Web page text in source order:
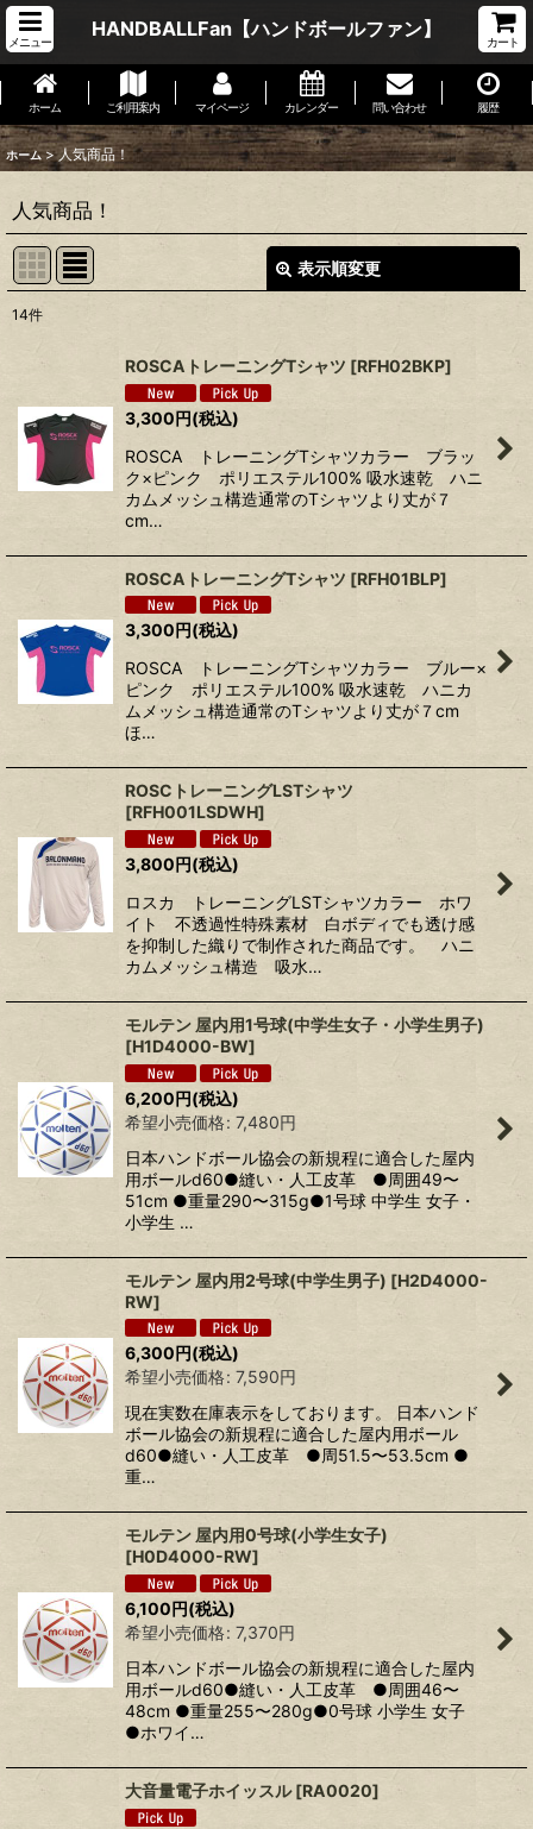
メニュー
HANDBALLFan【ハンドボールファン】
カート
ホーム ご利用案内 マイページ カレンダー 問い合わせ 履歴
ホーム > 人気商品！
人気商品！
表示順変更
並び順:
絞り込む
14件
ROSCAトレーニングTシャツ [RFH02BKP]
3,300円(税込)
ROSCA トレーニングTシャツカラー ブラッ
ク×ピンク ポリエステル100% 吸水速乾 ハニ
カムメッシュ構造通常のTシャツより丈が７
cm…
ROSCAトレーニングTシャツ [RFH01BLP]
3,300円(税込)
ROSCA トレーニングTシャツカラー ブルー×
ピンク ポリエステル100% 吸水速乾 ハニカ
ムメッシュ構造通常のTシャツより丈が７cm
ほ…
ROSCトレーニングLSTシャツ
[RFH001LSDWH]
3,800円(税込)
ロスカ トレーニングLSTシャツカラー ホワ
イト 不透過性特殊素材 白ボディでも透け感
を抑制した織りで制作された商品です。 ハニ
カムメッシュ構造 吸水…
モルテン 屋内用1号球(中学生女子・小学生男子)
[H1D4000-BW]
6,200円(税込)
希望小売価格: 7,480円
日本ハンドボール協会の新規程に適合した屋内
用ボールd60●縫い・人工皮革 ●周囲49〜
51cm ●重量290〜315g●1号球 中学生 女子・
小学生 …
モルテン 屋内用2号球(中学生男子) [H2D4000-
RW]
6,300円(税込)
希望小売価格: 7,590円
現在実数在庫表示をしております。 日本ハンド
ボール協会の新規程に適合した屋内用ボール
d60●縫い・人工皮革 ●周51.5〜53.5cm ●
重…
モルテン 屋内用0号球(小学生女子)
[H0D4000-RW]
6,100円(税込)
希望小売価格: 7,370円
日本ハンドボール協会の新規程に適合した屋内
用ボールd60●縫い・人工皮革 ●周囲46〜
48cm ●重量255〜280g●0号球 小学生 女子
●ホワイ…
大音量電子ホイッスル [RA0020]